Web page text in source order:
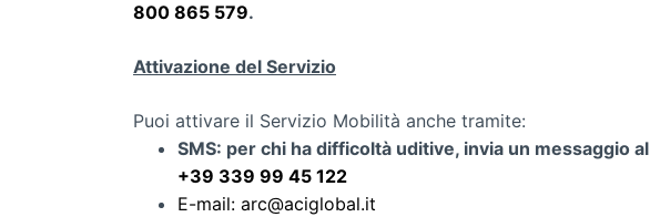
800 865 579.
Attivazione del Servizio
Puoi attivare il Servizio Mobilità anche tramite:
SMS: per chi ha difficoltà uditive, invia un messaggio al
+39 339 99 45 122
E-mail: arc@aciglobal.it